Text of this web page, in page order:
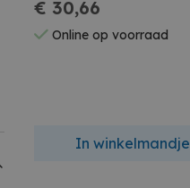
€ 30,66
Online op voorraad
In winkelmandje